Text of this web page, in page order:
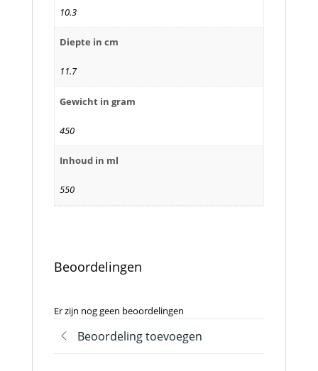
10.3
Diepte in cm
11.7
Gewicht in gram
450
Inhoud in ml
550
Beoordelingen
Er zijn nog geen beoordelingen
Beoordeling toevoegen